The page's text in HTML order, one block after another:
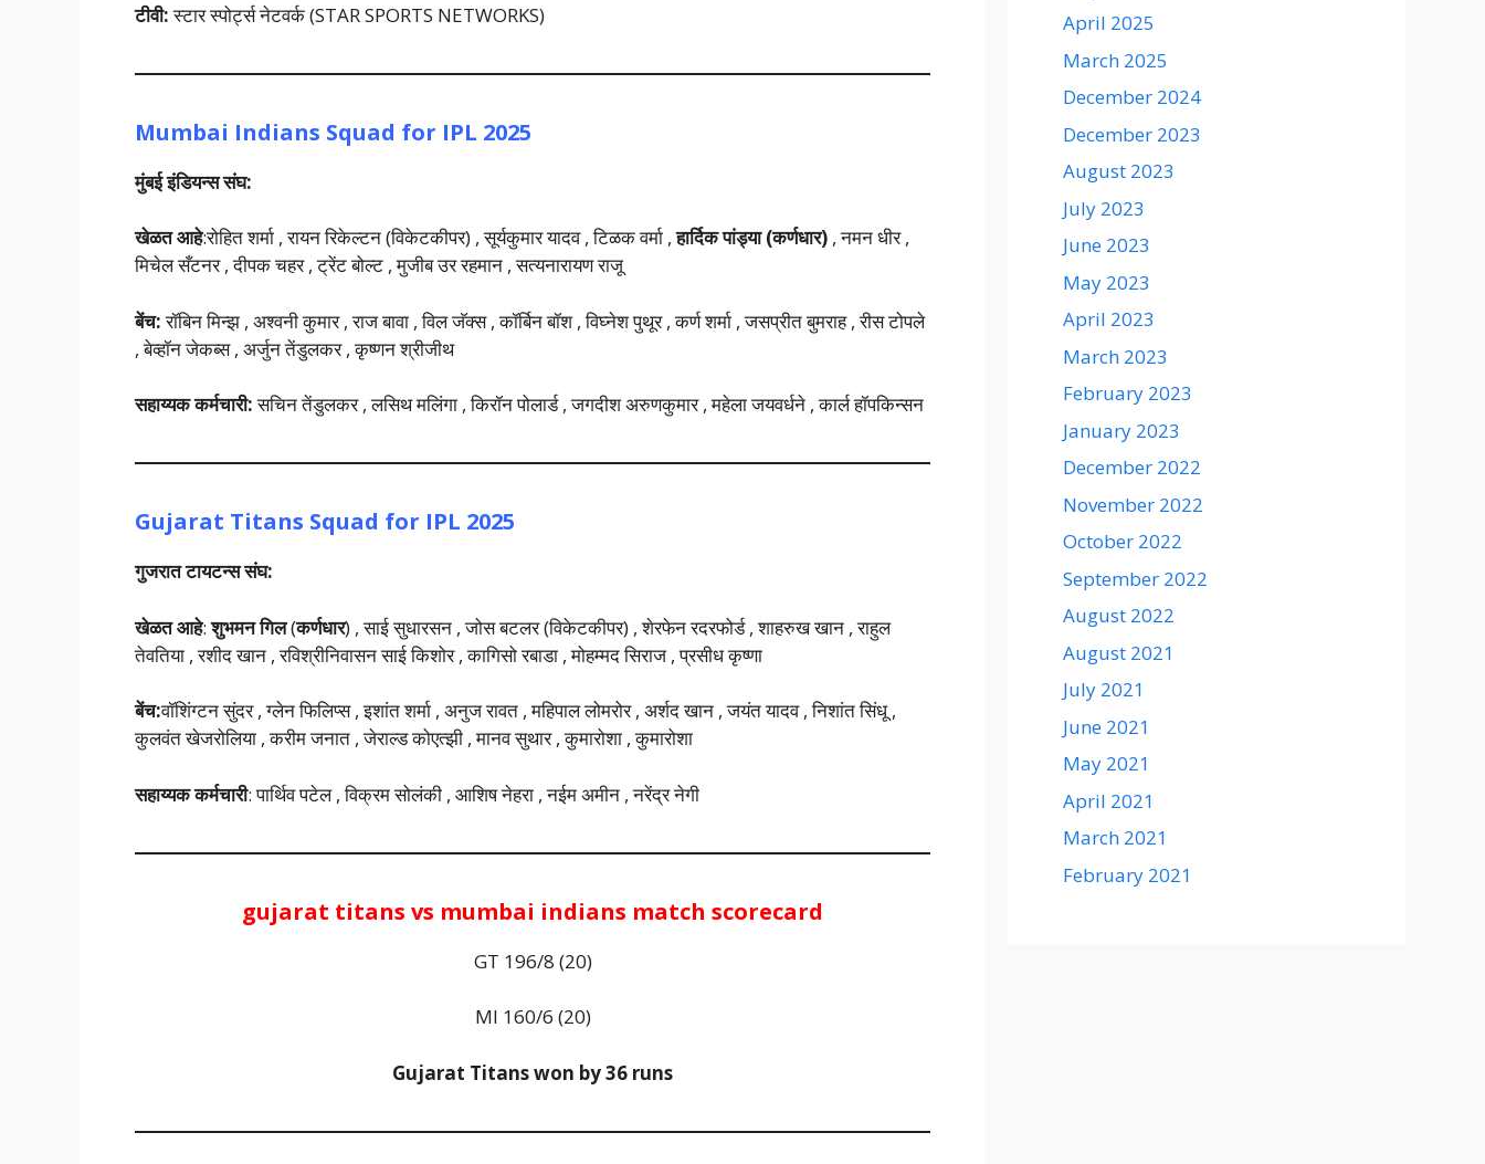
टीवी:स्टार स्पोर्ट्स नेटवर्क (STAR SPORTS NETWORKS)
Mumbai Indians Squad for IPL 2025
मुंबई इंडियन्स संघ:
खेळत आहे:रोहित शर्मा , रायन रिकेल्टन (विकेटकीपर) , सूर्यकुमार यादव , टिळक वर्मा ,हार्दिक पांड्या (कर्णधार) , नमन धीर ,
मिचेल सँटनर , दीपक चहर , ट्रेंट बोल्ट , मुजीब उर रहमान , सत्यनारायण राजू
बेंच:रॉबिन मिन्झ , अश्वनी कुमार , राज बावा , विल जॅक्स , कॉर्बिन बॉश , विघ्नेश पुथूर , कर्ण शर्मा , जसप्रीत बुमराह , रीस टोपले
, बेव्हॉन जेकब्स , अर्जुन तेंडुलकर , कृष्णन श्रीजीथ
सहाय्यक कर्मचारी:सचिन तेंडुलकर , लसिथ मलिंगा , किरॉन पोलार्ड , जगदीश अरुणकुमार , महेला जयवर्धने , कार्ल हॉपकिन्सन
Gujarat Titans Squad for IPL 2025
गुजरात टायटन्स संघ:
खेळत आहे:शुभमन गिल(कर्णधार) , साई सुधारसन , जोस बटलर (विकेटकीपर) , शेरफेन रदरफोर्ड , शाहरुख खान , राहुल
तेवतिया , रशीद खान , रविश्रीनिवासन साई किशोर , कागिसो रबाडा , मोहम्मद सिराज , प्रसीध कृष्णा
बेंच:वॉशिंग्टन सुंदर , ग्लेन फिलिप्स , इशांत शर्मा , अनुज रावत , महिपाल लोमरोर , अर्शद खान , जयंत यादव , निशांत सिंधू ,
कुलवंत खेजरोलिया , करीम जनात , जेराल्ड कोएत्झी , मानव सुथार , कुमारोशा , कुमारोशा
सहाय्यक कर्मचारी: पार्थिव पटेल , विक्रम सोलंकी , आशिष नेहरा , नईम अमीन , नरेंद्र नेगी
gujarat titans vs mumbai indians match scorecard
GT 196/8 (20)
MI 160/6 (20)
Gujarat Titans won by 36 runs
April 2025
March 2025
December 2024
December 2023
August 2023
July 2023
June 2023
May 2023
April 2023
March 2023
February 2023
January 2023
December 2022
November 2022
October 2022
September 2022
August 2022
August 2021
July 2021
June 2021
May 2021
April 2021
March 2021
February 2021